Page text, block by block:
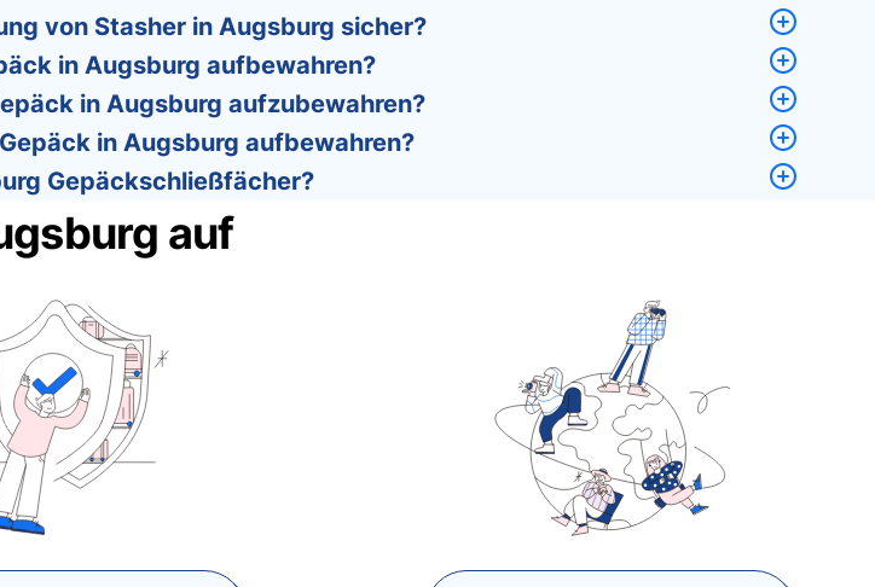
von Stasher in Augsburg sicher?
in Augsburg aufbewahren?
in Augsburg aufzubewahren?
in Augsburg aufbewahren?
Gepäckschließfächer?
auf